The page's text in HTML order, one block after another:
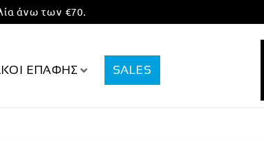
άνω των €70.
ΕΠΑΦΗΣ SALES